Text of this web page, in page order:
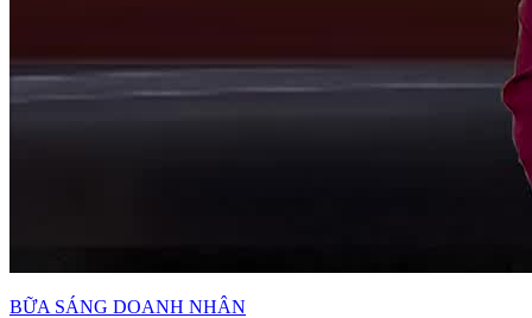
BỮA SÁNG DOANH NHÂN